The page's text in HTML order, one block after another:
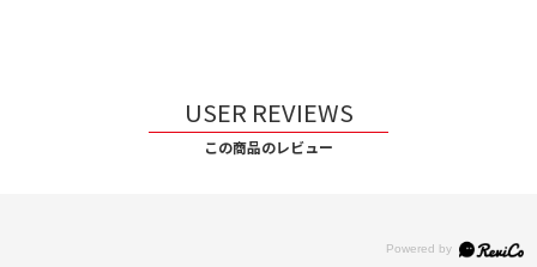
USER REVIEWS
この商品のレビュー